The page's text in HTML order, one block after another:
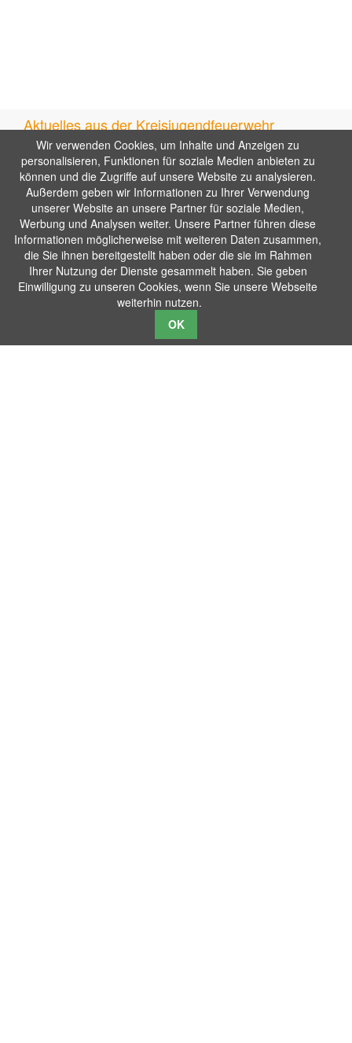
Aktuelles aus der Kreisjugendfeuerwehr
Hitzeschlacht mit Bestzeiten: Jugendfeuerwehren messen
sich beim Kreispokal in Gerlingen
Ausflug JF Tamm in die Wilhelma
Engagement, Gemeinschaft und Stolz: Kreisjugendfeuerwehr
feiert Erfolge und Zusammenhalt
Nächste Veranstaltungen
19.09.2026 Delegiertenversammlung
25.09.2026, 19:00–21:30 Hauptversammlung
KreisjugendfeuerwehrLB
Feuerwehrduathlon
Wir verwenden Cookies, um Inhalte und Anzeigen zu
personalisieren, Funktionen für soziale Medien anbieten zu
können und die Zugriffe auf unsere Website zu analysieren.
Außerdem geben wir Informationen zu Ihrer Verwendung
unserer Website an unsere Partner für soziale Medien,
Werbung und Analysen weiter. Unsere Partner führen diese
Informationen möglicherweise mit weiteren Daten zusammen,
die Sie ihnen bereitgestellt haben oder die sie im Rahmen
Ihrer Nutzung der Dienste gesammelt haben. Sie geben
Einwilligung zu unseren Cookies, wenn Sie unsere Webseite
weiterhin nutzen.
OK